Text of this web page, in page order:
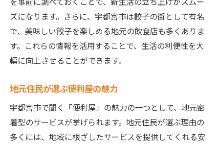
ズになります。さらに、宇都宮市は餃子の街として有名
で、美味しい餃子を楽しめる地元の飲食店も多くありま
す。これらの情報を活用することで、生活の利便性を大
幅に向上させることができます。
地元住民が選ぶ便利屋の魅力
宇都宮市で聞く「便利屋」の魅力の一つとして、地元密
着型のサービスが挙げられます。地元住民が選ぶ理由の
多くには、地域に根ざしたサービスを提供してくれる安